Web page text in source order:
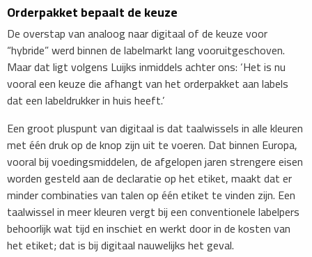
Orderpakket bepaalt de keuze
De overstap van analoog naar digitaal of de keuze voor
“hybride” werd binnen de labelmarkt lang vooruitgeschoven.
Maar dat ligt volgens Luijks inmiddels achter ons: ‘Het is nu
vooral een keuze die afhangt van het orderpakket aan labels
dat een labeldrukker in huis heeft.’
Een groot pluspunt van digitaal is dat taalwissels in alle kleuren
met één druk op de knop zijn uit te voeren. Dat binnen Europa,
vooral bij voedingsmiddelen, de afgelopen jaren strengere eisen
worden gesteld aan de declaratie op het etiket, maakt dat er
minder combinaties van talen op één etiket te vinden zijn. Een
taalwissel in meer kleuren vergt bij een conventionele labelpers
behoorlijk wat tijd en inschiet en werkt door in de kosten van
het etiket; dat is bij digitaal nauwelijks het geval.